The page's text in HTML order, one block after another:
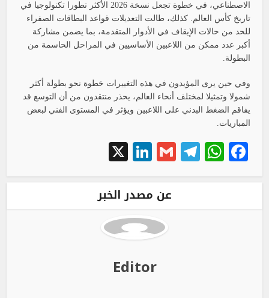
الاصطناعي، في خطوة تجعل نسخة 2026 الأكثر تطورا تكنولوجيا في
تاريخ كأس العالم. كذلك، طالت التعديلات قواعد البطاقات الصفراء
للحد من حالات الإيقاف في الأدوار المتقدمة، بما يضمن مشاركة
أكبر عدد ممكن من اللاعبين الأساسيين في المراحل الحاسمة من
البطولة.
وفي حين يرى المؤيدون في هذه التغييرات خطوة نحو بطولة أكثر
شمولا وتمثيلا لمختلف أنحاء العالم، يحذر منتقدون من أن التوسع قد
يفاقم الضغط البدني على اللاعبين ويؤثر في المستوى الفني لبعض
المباريات.
Facebook
WhatsApp
Telegram
Gmail
LinkedIn
عن مصدر الخبر
Editor